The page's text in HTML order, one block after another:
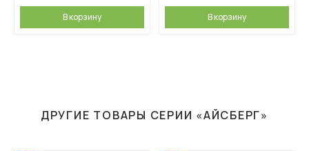
В корзину В корзину
ДРУГИЕ ТОВАРЫ СЕРИИ «АЙСБЕРГ»